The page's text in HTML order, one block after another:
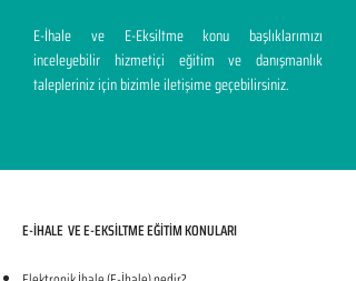
E-İhale ve E-Eksiltme konu başlıklarımızı
inceleyebilir hizmetiçi eğitim ve danışmanlık
talepleriniz için bizimle iletişime geçebilirsiniz.
E-İHALE VE E-EKSİLTME EĞİTİM KONULARI​